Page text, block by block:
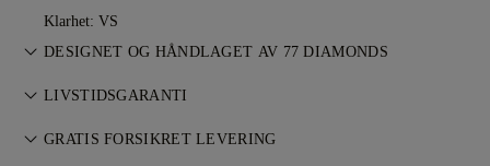
Klarhet: VS
DESIGNET OG HÅNDLAGET AV 77 DIAMONDS
Smykkekunst perfeksjonert av 77 Diamonds — ett smykke om
LIVSTIDSGARANTI
Alle kjøp hos 77 Diamonds inkluderer livstidsgaranti mot
GRATIS FORSIKRET LEVERING